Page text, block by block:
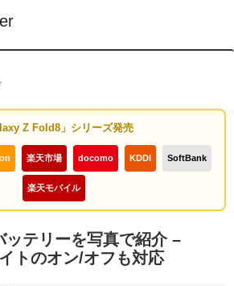
Z Fold8」シリーズ発売
楽天市場 docomo KDDI SoftBank
楽天モバイル
ッテリーを写真で紹介 –
トのオン/オフも対応